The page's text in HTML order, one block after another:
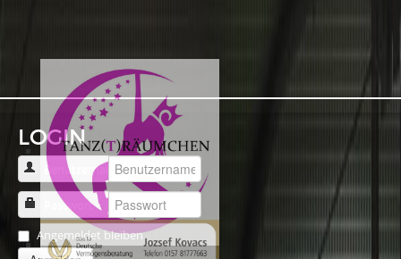
LOGIN
Benutzername
Passwort
Angemeldet bleiben